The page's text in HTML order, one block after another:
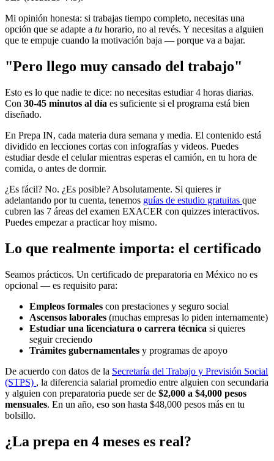
Mi opinión honesta: si trabajas tiempo completo, necesitas una
opción que se adapte a tu horario, no al revés. Y necesitas a alguien
que te empuje cuando la motivación baja — porque va a bajar.
"Pero llego muy cansado del trabajo"
Esto es lo que nadie te dice: no necesitas estudiar 4 horas diarias.
Con 30-45 minutos al día es suficiente si el programa está bien
diseñado.
En Prepa IN, cada materia dura semana y media. El contenido está
dividido en lecciones cortas con infografías y videos. Puedes
estudiar desde el celular mientras esperas el camión, en tu hora de
comida, o antes de dormir.
¿Es fácil? No. ¿Es posible? Absolutamente. Si quieres ir
adelantando por tu cuenta, tenemos guías de estudio gratuitas que
cubren las 7 áreas del examen EXACER con quizzes interactivos.
Puedes empezar a practicar hoy mismo.
Lo que realmente importa: el certificado
Seamos prácticos. Un certificado de preparatoria en México no es
opcional — es requisito para:
Empleos formales con prestaciones y seguro social
Ascensos laborales (muchas empresas lo piden internamente)
Estudiar una licenciatura o carrera técnica si quieres
seguir creciendo
Trámites gubernamentales y programas de apoyo
De acuerdo con datos de la Secretaría del Trabajo y Previsión Social
(STPS) , la diferencia salarial promedio entre alguien con secundaria
y alguien con preparatoria puede ser de $2,000 a $4,000 pesos
mensuales. En un año, eso son hasta $48,000 pesos más en tu
bolsillo.
¿La prepa en 4 meses es real?